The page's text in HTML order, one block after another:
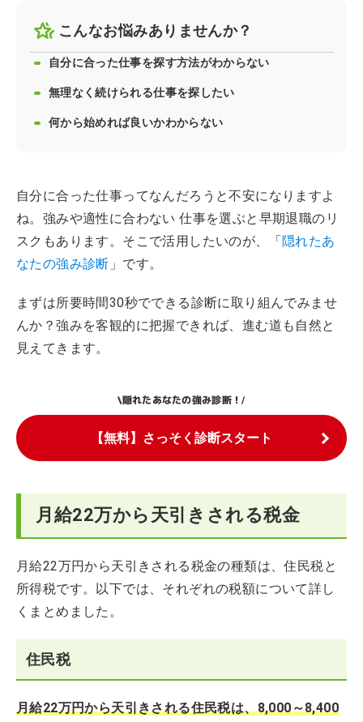
こんなお悩みありませんか？
自分に合った仕事を探す方法がわからない
無理なく続けられる仕事を探したい
何から始めれば良いかわからない
自分に合った仕事ってなんだろうと不安になりますよ
ね。強みや適性に合わない 仕事を選ぶと早期退職のリ
スクもあります。そこで活用したいのが、「隠れたあ
なたの強み診断 」です。
まずは所要時間30秒でできる診断に取り組んでみませ
んか？強みを客観的に把握できれば、進む道も自然と
見えてきます。
\隠れたあなたの強み診断！/
【無料】さっそく診断スタート
月給22万から天引きされる税金
月給22万円から天引きされる税金の種類は、住民税と
所得税です。以下では、それぞれの税額について詳し
くまとめました。
住民税
月給22万円から天引きされる住民税は、8,000～8,400